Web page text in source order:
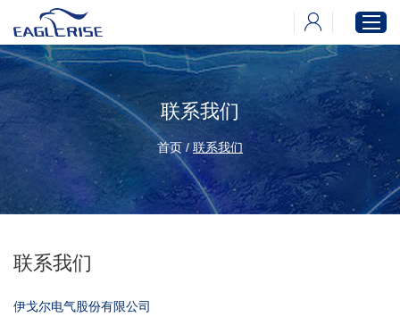
首页
产品中心
新闻中心
下载中心
联系我们
首页 / 联系我们
联系我们
伊戈尔电气股份有限公司